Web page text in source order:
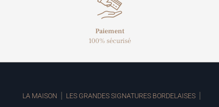
Paiement
100% sécurisé
LA MAISON LES GRANDES SIGNATURES BORDELAISES